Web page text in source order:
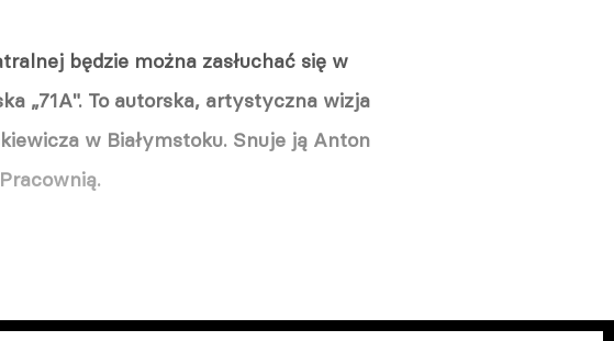
będzie można zasłuchać się w
„71A". To autorska, artystyczna wizja
w Białymstoku. Snuje ją Anton